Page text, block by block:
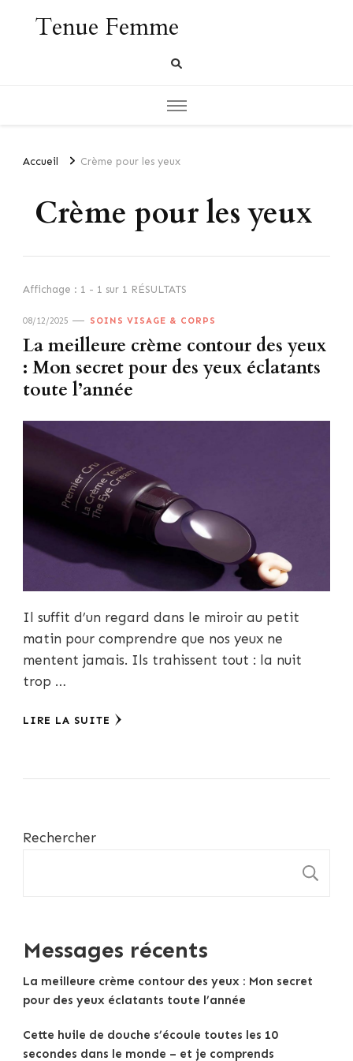
Tenue Femme
Accueil Crème pour les yeux
Crème pour les yeux
Affichage : 1 - 1 sur 1 RÉSULTATS
08/12/2025 SOINS VISAGE & CORPS
La meilleure crème contour des yeux
: Mon secret pour des yeux éclatants
toute l’année
Il suffit d’un regard dans le miroir au petit
matin pour comprendre que nos yeux ne
mentent jamais. Ils trahissent tout : la nuit
trop …
LIRE LA SUITE
Rechercher
Messages récents
La meilleure crème contour des yeux : Mon secret
pour des yeux éclatants toute l’année
Cette huile de douche s’écoule toutes les 10
secondes dans le monde – et je comprends